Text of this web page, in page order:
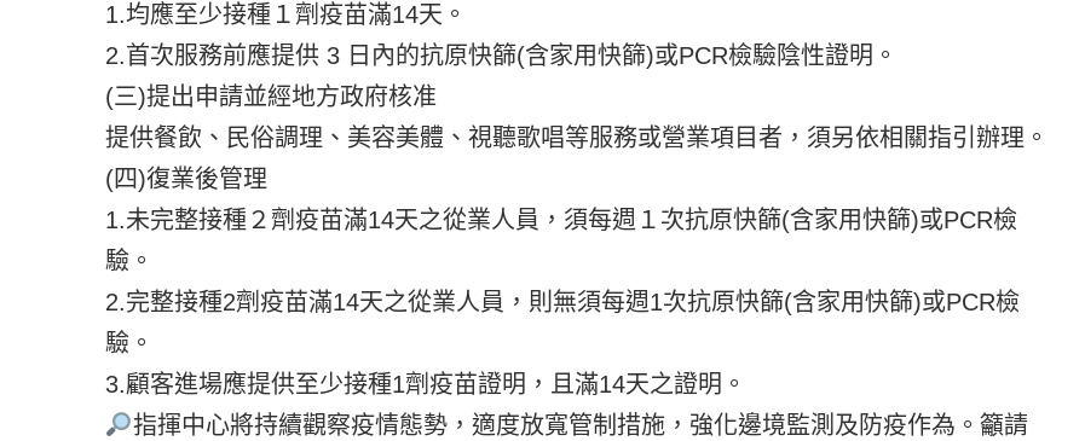
1.均應至少接種１劑疫苗滿14天。
2.首次服務前應提供 3 日內的抗原快篩(含家用快篩)或PCR檢驗陰性證明。
(三)提出申請並經地方政府核准
提供餐飲、民俗調理、美容美體、視聽歌唱等服務或營業項目者，須另依相關指引辦理。
(四)復業後管理
1.未完整接種２劑疫苗滿14天之從業人員，須每週１次抗原快篩(含家用快篩)或PCR檢
驗。
2.完整接種2劑疫苗滿14天之從業人員，則無須每週1次抗原快篩(含家用快篩)或PCR檢
驗。
3.顧客進場應提供至少接種1劑疫苗證明，且滿14天之證明。
指揮中心將持續觀察疫情態勢，適度放寬管制措施，強化邊境監測及防疫作為。籲請